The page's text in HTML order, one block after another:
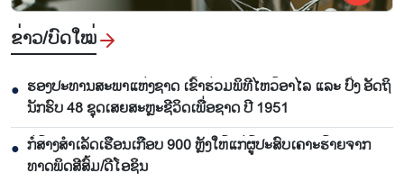
ຂ່າວ/ບົດ​ໃໝ່
● ຮອງ​ປະ​ທານ​ສະ​ພາ​ແຫ່ງ​ຊາດ ເຂົ້າ​ຮ່ວມ​ພິ​ທີ​ໄຫວ້​ອາ​ໄລ ແລະ ປົ່ງ​ ອັດ​ຖິ​
ນັກ​ຮົບ​ 48 ຊຸດເສຍ​ສະຫຼະ​ຊີ​ວິດ​ເພື່ອ​ຊາດ ປີ 1951
● ກໍ່​ສ້າງ​ສຳ​ເລັດ​ເຮືອນເກືອບ 900 ຫຼັງ​ໃຫ້​ແກ່​ຜູ້​ປະ​ສົບ​ເຄາ​ະ​ຮ້າຍ​ຈາກ​
ທາດ​ພິດ​ສີ​ສົ້ມ/ດີ​ໂອ​ຊິນ​